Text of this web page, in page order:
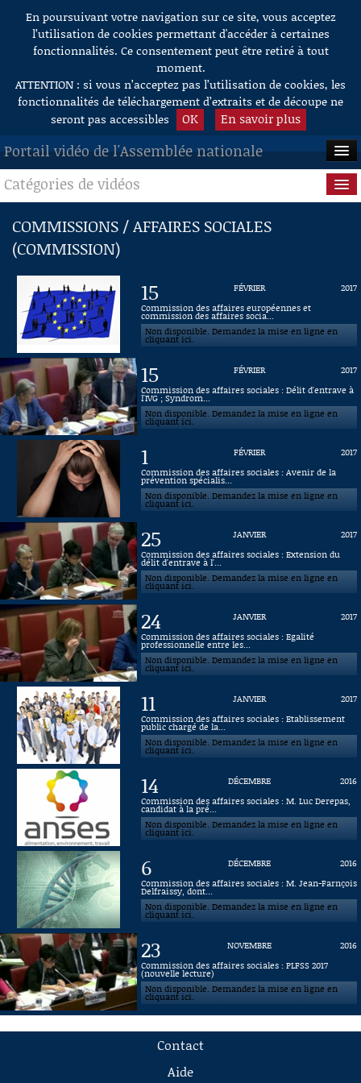
Aller au contenu
En poursuivant votre navigation sur ce site, vous acceptez
l’utilisation de cookies permettant d'accéder à certaines
fonctionnalités. Ce consentement peut être retiré à tout
moment.
ATTENTION : si vous n’acceptez pas l’utilisation de cookies, les
fonctionnalités de téléchargement d’extraits et de découpe ne
seront pas accessibles
OK En savoir plus
Portail vidéo de l'Assemblée nationale
ACCUEIL
EN DIRECT
À LA DEMANDE
RECHERCHE
AIDE À LA DÉCOUPE
DE VIDÉOS
Catégories de vidéos
Séance publique
Questions au Gouvernement
Commissions
Présidence
Connaissance, Histoire
Autres
COMMISSIONS / AFFAIRES SOCIALES
(COMMISSION)
15 FÉVRIER
2017
Commission des affaires européennes et
commission des affaires socia...
Non disponible. Demandez la mise en ligne en
cliquant ici.
15 FÉVRIER
2017
Commission des affaires sociales : Délit d'entrave à
l'IVG ; Syndrom...
Non disponible. Demandez la mise en ligne en
cliquant ici.
1 FÉVRIER
2017
Commission des affaires sociales : Avenir de la
prévention spécialis...
Non disponible. Demandez la mise en ligne en
cliquant ici.
25 JANVIER
2017
Commission des affaires sociales : Extension du
délit d'entrave à l'...
Non disponible. Demandez la mise en ligne en
cliquant ici.
24 JANVIER
2017
Commission des affaires sociales : Egalité
professionnelle entre les...
Non disponible. Demandez la mise en ligne en
cliquant ici.
11 JANVIER
2017
Commission des affaires sociales : Etablissement
public chargé de la...
Non disponible. Demandez la mise en ligne en
cliquant ici.
14 DÉCEMBRE
2016
Commission des affaires sociales : M. Luc Derepas,
candidat à la pré...
Non disponible. Demandez la mise en ligne en
cliquant ici.
6 DÉCEMBRE
2016
Commission des affaires sociales : M. Jean-Farnçois
Delfraissy, dont...
Non disponible. Demandez la mise en ligne en
cliquant ici.
23 NOVEMBRE
2016
Commission des affaires sociales : PLFSS 2017
(nouvelle lecture)
Non disponible. Demandez la mise en ligne en
cliquant ici.
Contact
Aide